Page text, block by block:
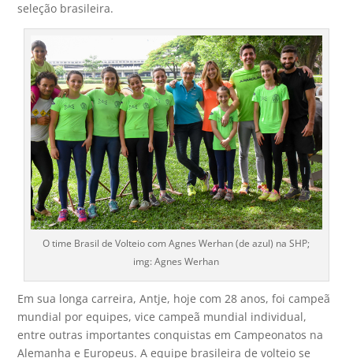
seleção brasileira.
O time Brasil de Volteio com Agnes Werhan (de azul) na SHP;
img: Agnes Werhan
Em sua longa carreira, Antje, hoje com 28 anos, foi campeã
mundial por equipes, vice campeã mundial individual,
entre outras importantes conquistas em Campeonatos na
Alemanha e Europeus. A equipe brasileira de volteio se